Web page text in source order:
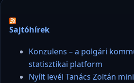
Sajtóhírek
Konzulens – a polgári
statisztikai platform
Nyílt levél Tanács Zoltán